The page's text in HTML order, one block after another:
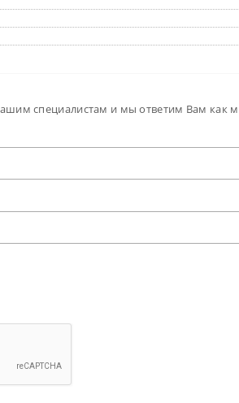
специалистам и мы ответим Вам как